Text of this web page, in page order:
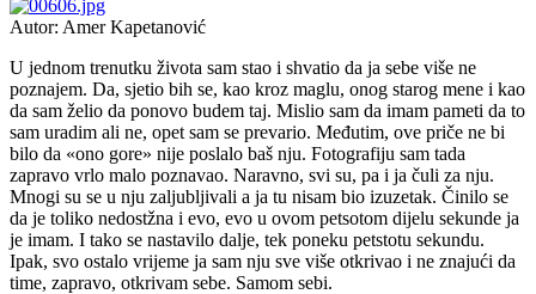
Autor: Amer Kapetanović
U jednom trenutku života sam stao i shvatio da ja sebe više ne
poznajem. Da, sjetio bih se, kao kroz maglu, onog starog mene i kao
da sam želio da ponovo budem taj. Mislio sam da imam pameti da to
sam uradim ali ne, opet sam se prevario. Međutim, ove priče ne bi
bilo da «ono gore» nije poslalo baš nju. Fotografiju sam tada
zapravo vrlo malo poznavao. Naravno, svi su, pa i ja čuli za nju.
Mnogi su se u nju zaljubljivali a ja tu nisam bio izuzetak. Činilo se
da je toliko nedostžna i evo, evo u ovom petsotom dijelu sekunde ja
je imam. I tako se nastavilo dalje, tek poneku petstotu sekundu.
Ipak, svo ostalo vrijeme ja sam nju sve više otkrivao i ne znajući da
time, zapravo, otkrivam sebe. Samom sebi.